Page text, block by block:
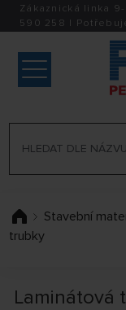
Zákaznická linka
590 258 |
Stavební
trubky
Laminátová